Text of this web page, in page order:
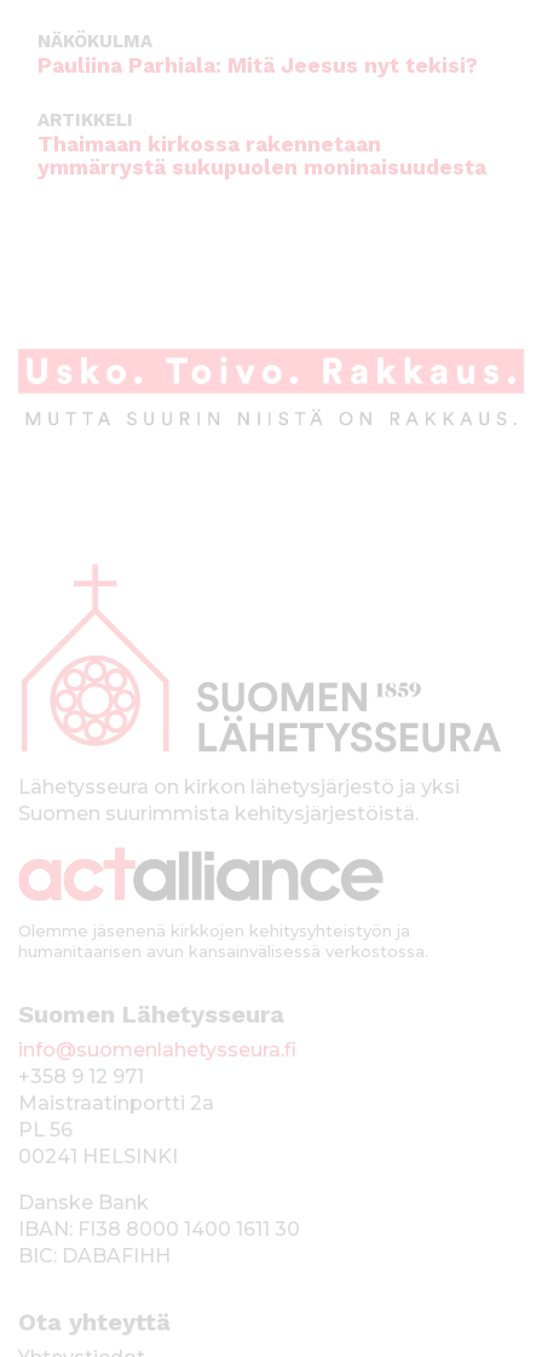
NÄKÖKULMA
Pauliina Parhiala: Mitä Jeesus nyt tekisi?
ARTIKKELI
Thaimaan kirkossa rakennetaan
ymmärrystä sukupuolen moninaisuudesta
p
kLähetysseura on kirkon lähetysjärjestö ja yksi
Suomen suurimmista kehitysjärjestöistä.
Olemme jäsenenä kirkkojen kehitysyhteistyön ja
humanitaarisen avun kansainvälisessä verkostossa.
Suomen Lähetysseura
info@suomenlahetysseura.fi
+358 9 12 971
Maistraatinportti 2a
PL 56
00241 HELSINKI
Danske Bank
IBAN: FI38 8000 1400 1611 30
BIC: DABAFIHH
Ota yhteyttä